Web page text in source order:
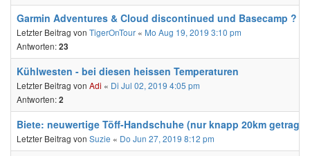
Garmin Adventures & Cloud discontinued und Basecamp ?
Letzter Beitrag von TigerOnTour « Mo Aug 19, 2019 3:10 pm
Antworten:23
Kühlwesten - bei diesen heissen Temperaturen
Letzter Beitrag von Adi « Di Jul 02, 2019 4:05 pm
Antworten:2
Biete: neuwertige Töff-Handschuhe (nur knapp 20km
Letzter Beitrag von Suzie « Do Jun 27, 2019 8:12 pm